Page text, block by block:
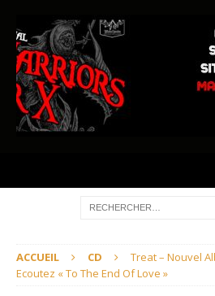
ACCUEIL CD
Treat – Nouvel
Ecoutez « To The End Of Love »